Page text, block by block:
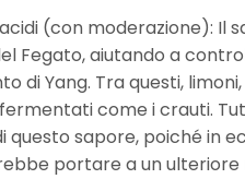
(con moderazione): Il
Fegato, aiutando a
di Yang. Tra questi,
come i crauti.
questo sapore, poiché in
portare a un ulteriore